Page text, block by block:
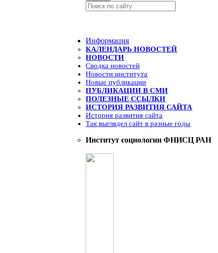
Информация
КАЛЕНДАРЬ НОВОСТЕЙ
НОВОСТИ
Сводка новостей
Новости института
Новые публикации
ПУБЛИКАЦИИ В СМИ
ПОЛЕЗНЫЕ ССЫЛКИ
ИСТОРИЯ РАЗВИТИЯ САЙТА
История развития сайта
Так выглядел сайт в разные годы
Институт социологии ФНИСЦ РАН